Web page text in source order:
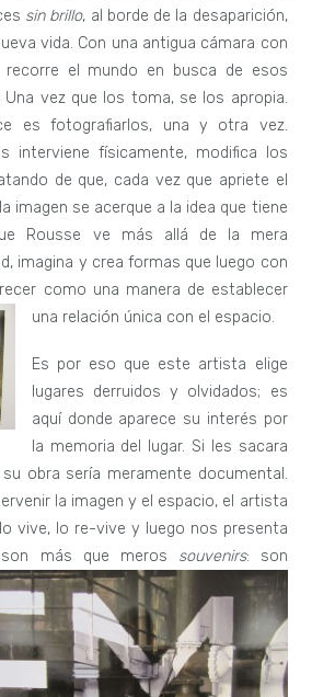
sin brillo, al borde de la desaparición,
vida. Con una antigua cámara con
recorre el mundo en busca de esos
Una vez que los toma, se los apropia.
es fotografiarlos, una y otra vez.
interviene físicamente, modifica los
de que, cada vez que apriete el
imagen se acerque a la idea que tiene
Rousse ve más allá de la mera
imagina y crea formas que luego con
como una manera de establecer
una re lación única con el espacio.
Es por eso que este artista elige
lugares derruidos y olvidados; es
aquí donde aparece su interés por
la memoria del lugar. Si les sacara
obra sería meramente documental.
la imagen y el espacio, el artista
vive, lo re-vive y luego nos presenta
más que meros souvenirs: son